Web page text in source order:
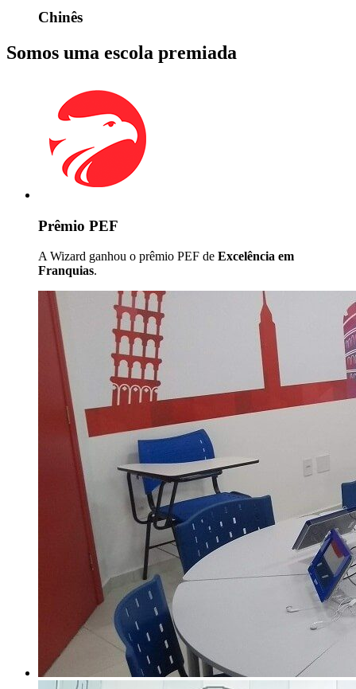
Chinês
Somos uma escola premiada
Prêmio PEF
A Wizard ganhou o prêmio PEF de Excelência em
Franquias.